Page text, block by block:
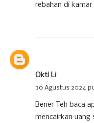
rebahan di kamar
Okti Li
30 Agustus 2024
Bener Teh baca
mencairkan